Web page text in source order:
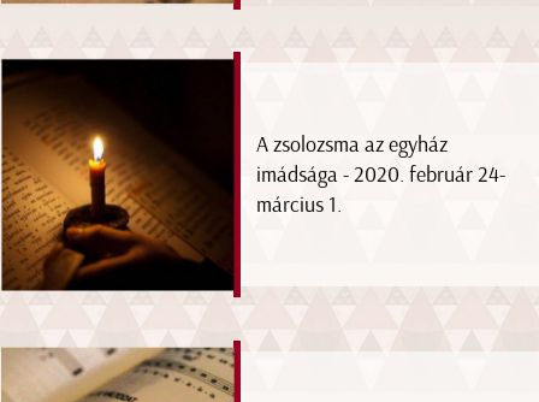
A zsolozsma az egyház
imádsága - 2020. február 24-
március 1.